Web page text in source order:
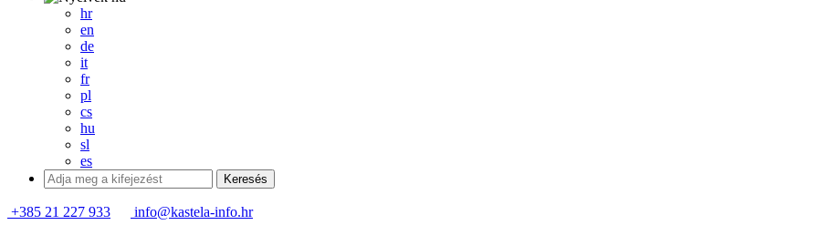
hr
en
de
it
fr
pl
cs
hu
sl
es
+385 21 227 933
info@kastela-info.hr